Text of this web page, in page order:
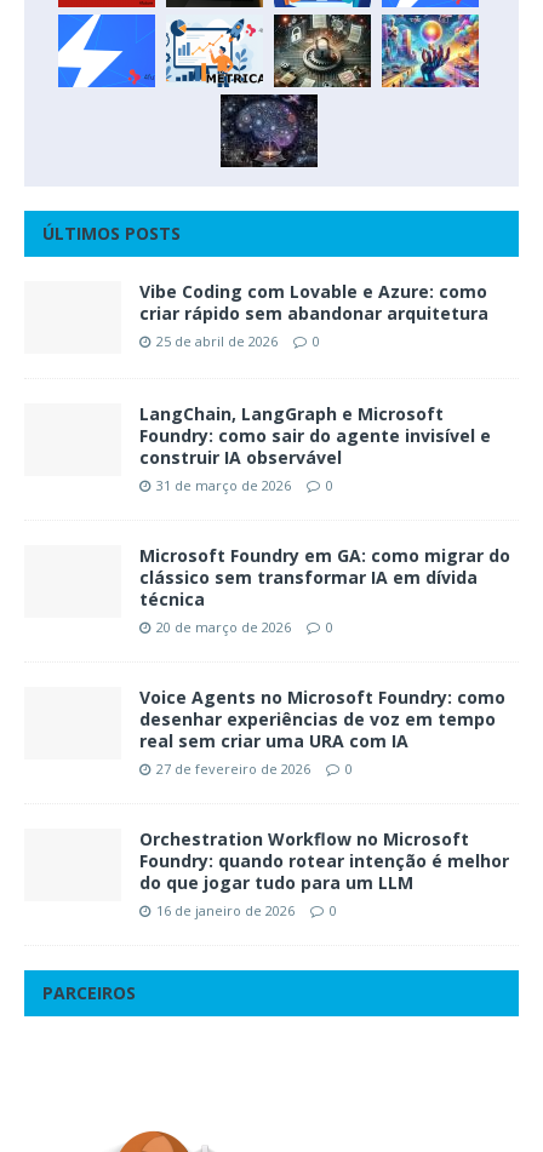
ÚLTIMOS POSTS
Vibe Coding com Lovable e Azure: como
criar rápido sem abandonar arquitetura
25 de abril de 2026 0
LangChain, LangGraph e Microsoft
Foundry: como sair do agente invisível e
construir IA observável
31 de março de 2026 0
Microsoft Foundry em GA: como migrar do
clássico sem transformar IA em dívida
técnica
20 de março de 2026 0
Voice Agents no Microsoft Foundry: como
desenhar experiências de voz em tempo
real sem criar uma URA com IA
27 de fevereiro de 2026 0
Orchestration Workflow no Microsoft
Foundry: quando rotear intenção é melhor
do que jogar tudo para um LLM
16 de janeiro de 2026 0
PARCEIROS